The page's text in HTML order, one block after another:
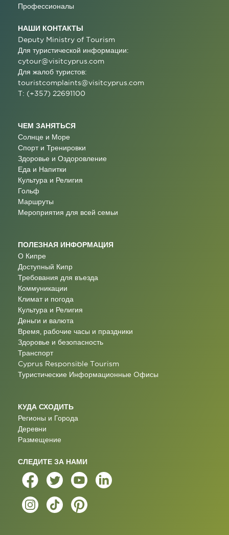
Профессионалы
НАШИ КОНТАКТЫ
Deputy Ministry of Tourism
Для туристической информации:
cytour@visitcyprus.com
Для жалоб туристов:
touristcomplaints@visitcyprus.com
T: (+357) 22691100
ЧЕМ ЗАНЯТЬСЯ
Солнце и Море
Спорт и Тренировки
Здоровье и Оздоровление
Еда и Напитки
Культура и Религия
Гольф
Маршруты
Мероприятия для всей семьи
ПОЛЕЗНАЯ ИНФОРМАЦИЯ
О Кипре
Доступный Кипр
Требования для въезда
Коммуникации
Климат и погода
Культура и Религия
Деньги и валюта
Время, рабочие часы и праздники
Здоровье и безопасность
Транспорт
Cyprus Responsible Tourism
Туристические Информационные Oфисы
КУДА СХОДИТЬ
Регионы и Города
Деревни
Размещение
СЛЕДИТЕ ЗА НАМИ